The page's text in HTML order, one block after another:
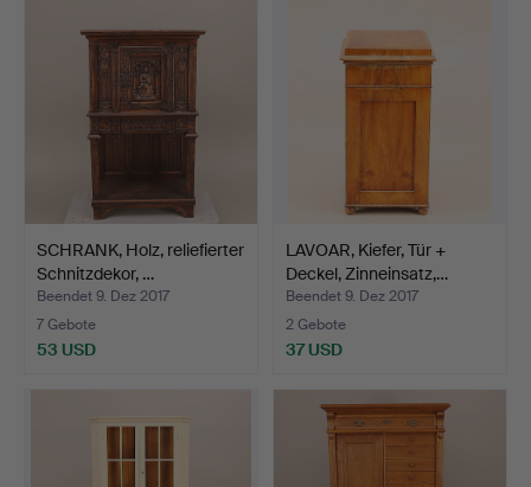
SCHRANK, Holz, reliefierter
Schnitzdekor, …
Beendet 9. Dez 2017
7 Gebote
53 USD
LAVOAR, Kiefer, Tür +
Deckel, Zinneinsatz,…
Beendet 9. Dez 2017
2 Gebote
37 USD